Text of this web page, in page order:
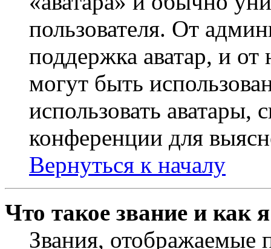
пользователя. От
поддержка аватар, и от
могут быть
использовать аватары,
конференции для
Вернуться к началу
Что такое звание и как
Звания,